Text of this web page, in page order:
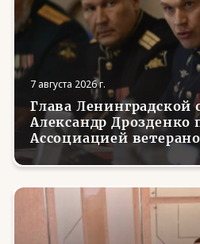
7 августа 2026 г.
Глава Ленинградской
Александр Дрозденко
Ассоциацией